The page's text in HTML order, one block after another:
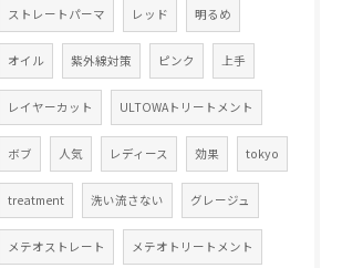
ストレートパーマ レッド 明るめ
オイル 紫外線対策 ピンク 上手
レイヤーカット ULTOWAトリートメント
ボブ 人気 レディース 効果 tokyo
treatment 洗い流さない グレージュ
メテオストレート メテオトリートメント